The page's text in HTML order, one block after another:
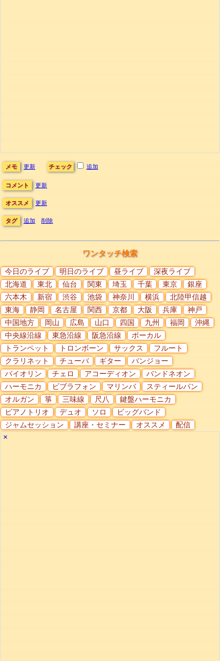
メモ 更新 チェック 追加
コメント 更新
オススメ 更新
タグ 追加 削除
ワンタッチ検索
今日のライブ 明日のライブ 昼ライブ
深夜ライブ
北海道
東北 仙台 関東 埼玉 千葉 東京
銀座
六本木
新宿 渋谷 池袋 神奈川 横浜
北陸甲信越
東海
静岡 名古屋 関西 京都 大阪 兵庫
神戸
中国地方
岡山 広島 山口 四国 九州 福岡
沖縄
中央線沿線
東急沿線 阪急沿線
ボーカル
トランペット
トロンボーン サックス
フルート
クラリネット
チューバ ギター
バンジョー
バイオリン
チェロ アコーディオン
バンドネオン
ハーモニカ
ビブラフォン マリンバ
スティールパン
オルガン
箏 三味線 尺八
鍵盤ハーモニカ
ピアノトリオ
デュオ ソロ
ビッグバンド
ジャムセッション
講座・セミナー オススメ 配信
✕